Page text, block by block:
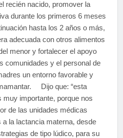
recién nacido, promover la
durante los primeros 6 meses
hasta los 2 años o más,
adecuada con otros alimentos
menor y fortalecer el apoyo
comunidades y el personal de
un entorno favorable y
Dijo que: “esta
importante, porque nos
de las unidades médicas
la lactancia materna, desde
de tipo lúdico, para su